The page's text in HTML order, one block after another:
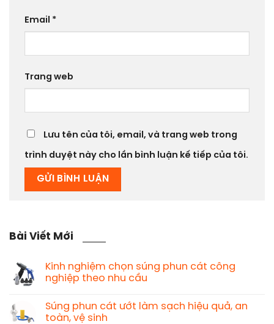
Email *
Trang web
Lưu tên của tôi, email, và trang web trong
trình duyệt này cho lần bình luận kế tiếp của tôi.
Bài Viết Mới
Kinh nghiệm chọn súng phun cát công
nghiệp theo nhu cầu
Súng phun cát ướt làm sạch hiệu quả, an
toàn, vệ sinh